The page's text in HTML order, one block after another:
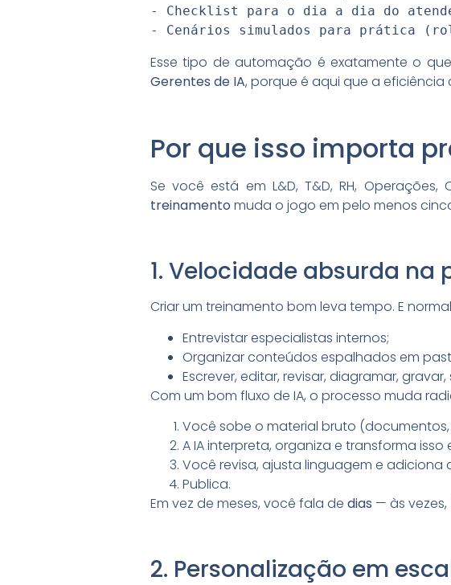
- Checklist para o dia a dia do
- Cenários simulados para prática
Esse tipo de automação é exatamente o
Gerentes de IA, porque é aqui que a
Por que isso importa
Se você está em L&D, T&D, RH, Operações,
treinamento muda o jogo em pelo menos
1. Velocidade absurda
Criar um treinamento bom leva tempo. E
Entrevistar especialistas internos;
Organizar conteúdos espalhados em
Escrever, editar, revisar, diagramar,
Com um bom fluxo de IA, o processo muda
Você sobe o material bruto
A IA interpreta, organiza e transforma isso
Você revisa, ajusta linguagem e adiciona
Publica.
Em vez de meses, você fala de dias — às vezes,
2. Personalização em